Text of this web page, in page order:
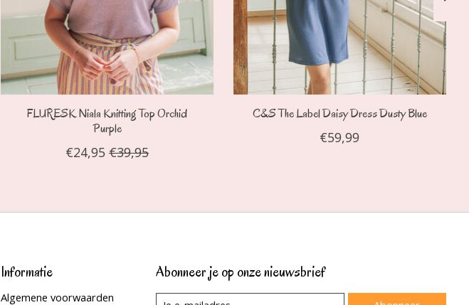
FLURESK Niala Knitting Top Orchid
Purple
€24,95 €39,95
C&S The Label Daisy Dress Dusty Blue
€59,99
Informatie
Algemene voorwaarden
Abonneer je op onze nieuwsbrief